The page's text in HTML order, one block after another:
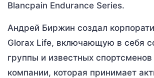
Blancpain Endurance Series.
Андрей Биржин создал
Glorax Life, включающую в себя
группы и известных спортсменов
компании, которая принимает